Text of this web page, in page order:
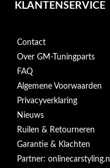
KLANTENSERVICE
Contact
Over GM-Tuningparts
FAQ
Algemene Voorwaarden
Privacyverklaring
Nieuws
Ruilen & Retourneren
Garantie & Klachten
Partner: onlinecarstyling.nl